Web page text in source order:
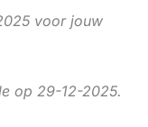
voor jouw
op 29-12-2025.